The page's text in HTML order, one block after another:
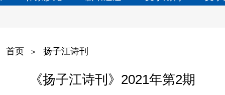
首页 > 扬子江诗刊
《扬子江诗刊》2021年第2期